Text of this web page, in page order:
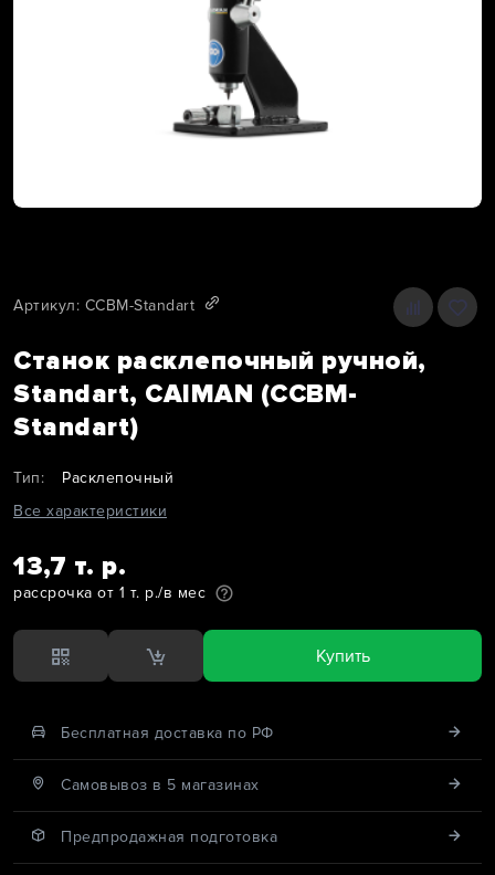
Артикул: CCBM-Standart
Станок расклепочный ручной,
Standart, CAIMAN (CCBM-
Standart)
Тип:
Расклепочный
Все характеристики
13,7 т. р.
рассрочка от 1 т. р./в мес
Купить
Бесплатная доставка по РФ
Cамовывоз в 5 магазинах
Предпродажная подготовка